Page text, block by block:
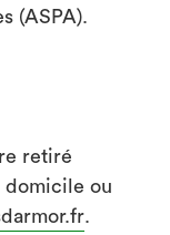
(ASPA).
retiré
domicile ou
.